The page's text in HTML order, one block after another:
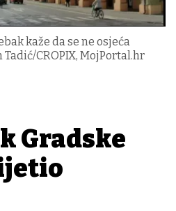
kaže da se ne osjeća
CROPIX, MojPortal.hr
Gradske